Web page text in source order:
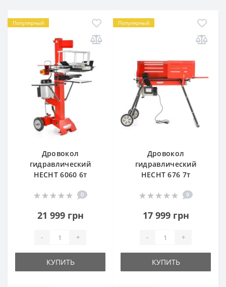
Популярный
Дровокол
гидравлический
HECHT 6060 6т
0
21 999 грн
- +
КУПИТЬ
Популярный
Дровокол
гидравлический
HECHT 676 7т
0
17 999 грн
- +
КУПИТЬ